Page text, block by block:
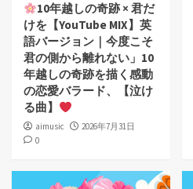
10年越しの奇跡 × 君だ
けを【YouTube MIX】英
語バージョン｜今度こそ
君の側から離れない」10
年越しの奇跡を描く感動
の恋愛バラード、【泣け
る曲】
aimusic
2026年7月31日
0